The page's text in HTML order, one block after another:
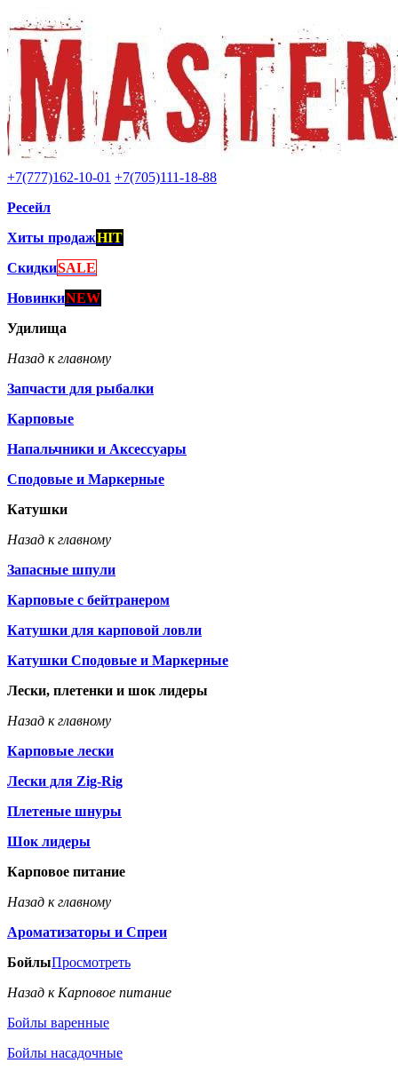
+7(777)162-10-01 +7(705)111-18-88
Ресейл
Хиты продажHIT
СкидкиSALE
НовинкиNEW
Удилища
Назад к главному
Запчасти для рыбалки
Карповые
Напальчники и Аксессуары
Сподовые и Маркерные
Катушки
Назад к главному
Запасные шпули
Карповые с бейтранером
Катушки для карповой ловли
Катушки Сподовые и Маркерные
Лески, плетенки и шок лидеры
Назад к главному
Карповые лески
Лески для Zig-Rig
Плетеные шнуры
Шок лидеры
Карповое питание
Назад к главному
Ароматизаторы и Спреи
БойлыПросмотреть
Назад к Карповое питание
Бойлы варенные
Бойлы насадочные